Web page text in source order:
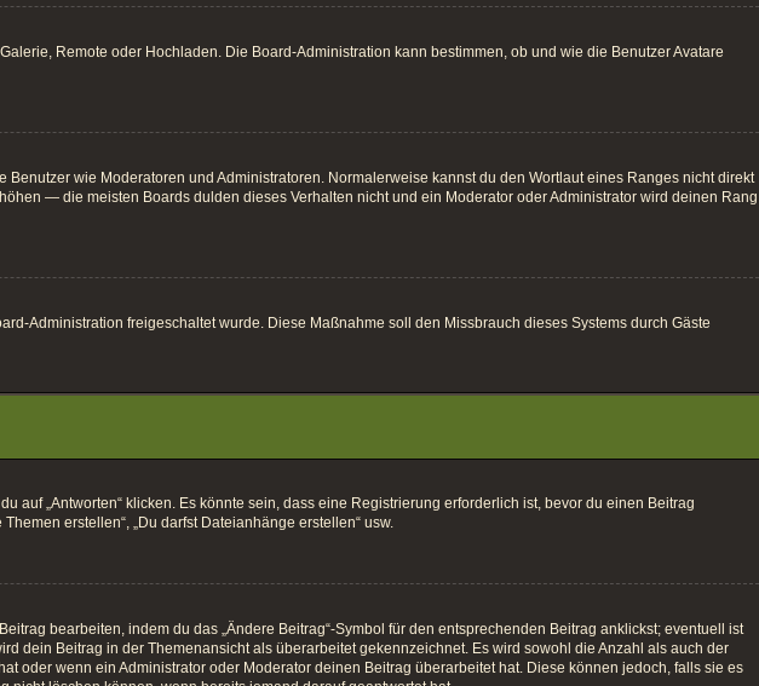
Remote oder Hochladen. Die Board-Administration kann bestimmen, ob und wie die Benutzer Avatare
wie Moderatoren und Administratoren. Normalerweise kannst du den Wortlaut eines Ranges nicht direkt
— die meisten Boards dulden dieses Verhalten nicht und ein Moderator oder Administrator wird deinen Rang
Administration freigeschaltet wurde. Diese Maßnahme soll den Missbrauch dieses Systems durch Gäste
auf „Antworten“ klicken. Es könnte sein, dass eine Registrierung erforderlich ist, bevor du einen Beitrag
erstellen“, „Du darfst Dateianhänge erstellen“ usw.
bearbeiten, indem du das „Ändere Beitrag“-Symbol für den entsprechenden Beitrag anklickst; eventuell ist
dein Beitrag in der Themenansicht als überarbeitet gekennzeichnet. Es wird sowohl die Anzahl als auch der
oder wenn ein Administrator oder Moderator deinen Beitrag überarbeitet hat. Diese können jedoch, falls sie es